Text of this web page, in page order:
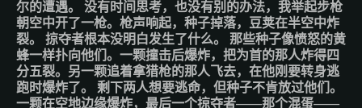
尔的遭遇。 没有时间思考，也没有别的办法，我举起步枪
朝空中开了一枪。枪声响起，种子掉落，豆荚在半空中炸
裂。 掠夺者根本没明白发生了什么。 那些种子像愤怒的黄
蜂一样扑向他们。一颗撞击后爆炸，把为首的那人炸得四
分五裂。另一颗追着拿猎枪的那人飞去，在他刚要转身逃
跑时爆炸了。 剩下两人想要逃命，但种子不肯放过他们。
一颗在空地边缘爆炸，最后一个掠夺者——那个混蛋——